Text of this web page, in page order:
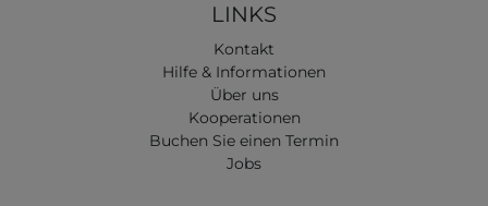
LINKS
Kontakt
Hilfe & Informationen
Über uns
Kooperationen
Buchen Sie einen Termin
Jobs